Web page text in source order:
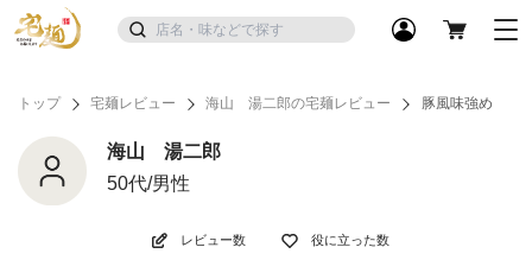
トップ 宅麺レビュー 海山 湯二郎の宅麺レビュー 豚風味強め
海山 湯二郎
50代/男性
レビュー数 役に立った数